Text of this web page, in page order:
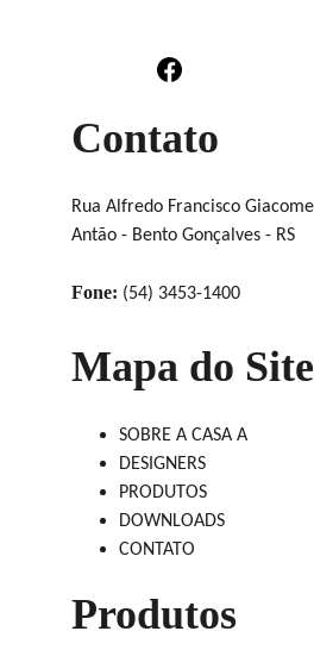
Contato
Rua Alfredo Francisco
Antão - Bento Gonçalves - RS
Fone: (54) 3453-1400
Mapa do Site
SOBRE A CASA A
DESIGNERS
PRODUTOS
DOWNLOADS
CONTATO
Produtos